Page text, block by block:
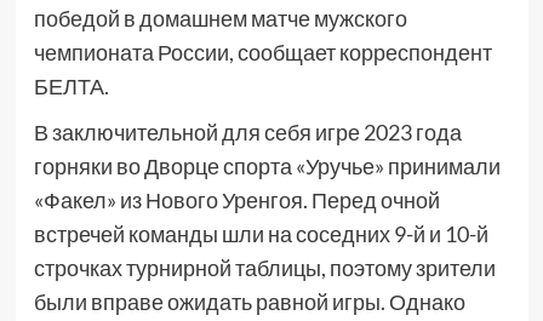
победой в домашнем матче мужского
чемпионата России, сообщает корреспондент
БЕЛТА.
В заключительной для себя игре 2023 года
горняки во Дворце спорта «Уручье» принимали
«Факел» из Нового Уренгоя. Перед очной
встречей команды шли на соседних 9-й и 10-й
строчках турнирной таблицы, поэтому зрители
были вправе ожидать равной игры. Однако